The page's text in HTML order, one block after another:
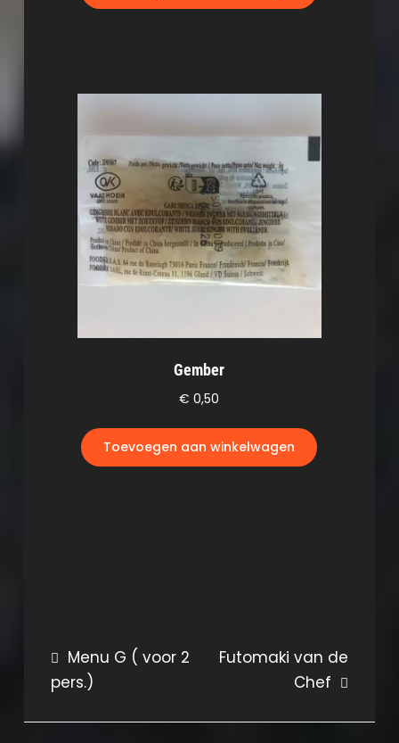
Gember
€ 0,50
Toevoegen aan winkelwagen
Bericht
navigatie
Menu G ( voor 2
pers.)
Futomaki van de
Chef